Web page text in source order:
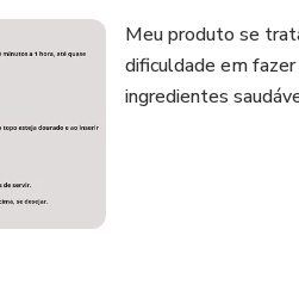
Meu produto se
dificuldade em
ingredientes